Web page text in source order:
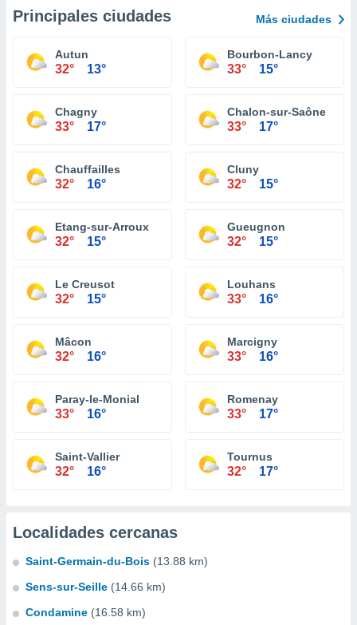
Principales ciudades Más ciudades
Autun
32° 13°
Bourbon-Lancy
33° 15°
Chagny
33° 17°
Chalon-sur-Saône
33° 17°
Chauffailles
32° 16°
Cluny
32° 15°
Etang-sur-Arroux
32° 15°
Gueugnon
32° 15°
Le Creusot
32° 15°
Louhans
33° 16°
Mâcon
32° 16°
Marcigny
33° 16°
Paray-le-Monial
33° 16°
Romenay
33° 17°
Saint-Vallier
32° 16°
Tournus
32° 17°
Localidades cercanas
Saint-Germain-du-Bois (13.88 km)
Sens-sur-Seille (14.66 km)
Condamine (16.58 km)